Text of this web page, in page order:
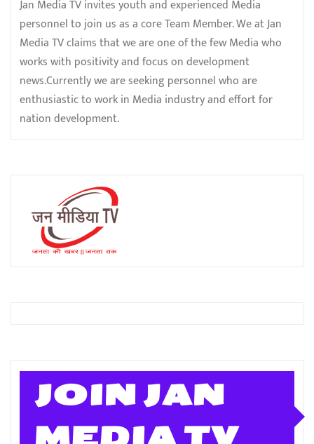
Jan Media TV invites youth and experienced Media
personnel to join us as a core Team Member. We at Jan
Media TV claims that we are one of the few Media who
works with positivity and focus on development
news.Currently we are seeking personnel who are
enthusiastic to work in Media industry and effort for
nation development.
JOIN JAN